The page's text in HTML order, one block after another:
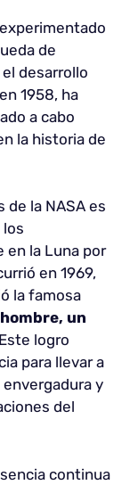
de
desarrollo
1958, ha
a cabo
la historia de
de la NASA es
los
en la Luna por
en 1969,
la famosa
un
Este logro
para llevar a
y
del
continua